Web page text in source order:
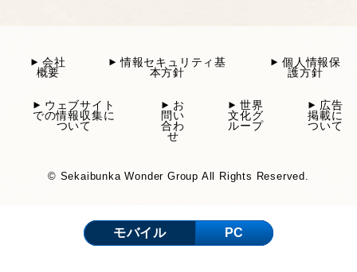
会社
概要
情報セキュリティ基
本方針
個人情報保
護方針
ウェブサイト
での情報収集に
ついて
お
問い
合わ
せ
世界
文化グ
ループ
広告
掲載に
ついて
© Sekaibunka Wonder Group All Rights Reserved.
モバイル PC